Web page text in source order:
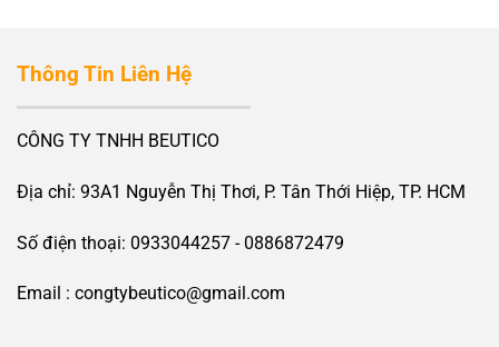
Thông Tin Liên Hệ
CÔNG TY TNHH BEUTICO
Địa chỉ: 93A1 Nguyễn Thị Thơi, P. Tân Thới Hiệp, TP. HCM
Số điện thoại: 0933044257 - 0886872479
Email : congtybeutico@gmail.com